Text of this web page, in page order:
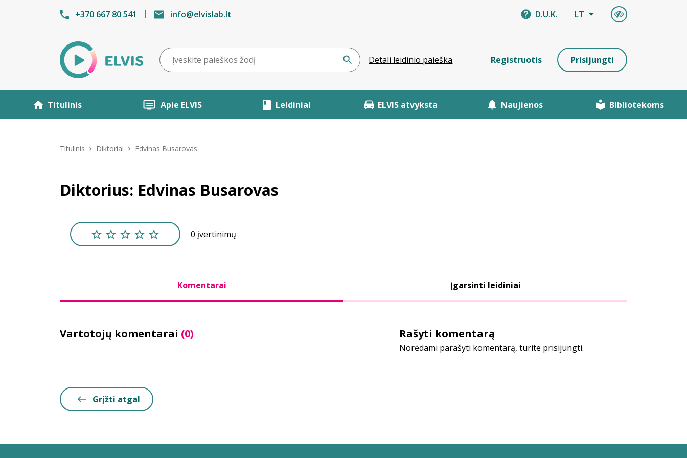
+370 667 80 541 info@elvislab.lt D.U.K. LT
Detali leidinio paieška Registruotis Prisijungti
Titulinis Apie ELVIS Leidiniai ELVIS atvyksta Naujienos Bibliotekoms
Titulinis Diktoriai Edvinas Busarovas
Diktorius: Edvinas Busarovas
0 įvertinimų
Komentarai Įgarsinti leidiniai
Vartotojų komentarai (0) Rašyti komentarą
Norėdami parašyti komentarą, turite prisijungti.
Grįžti atgal